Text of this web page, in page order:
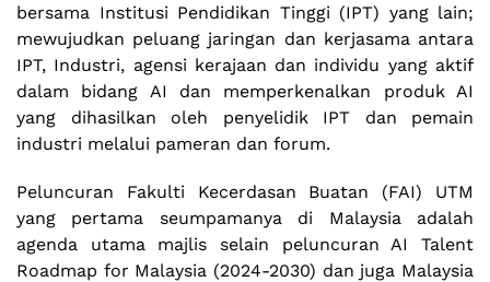
bersama Institusi Pendidikan Tinggi (IPT) yang lain;
mewujudkan peluang jaringan dan kerjasama antara
IPT, Industri, agensi kerajaan dan individu yang aktif
dalam bidang AI dan memperkenalkan produk AI
yang dihasilkan oleh penyelidik IPT dan pemain
industri melalui pameran dan forum.
Peluncuran Fakulti Kecerdasan Buatan (FAI) UTM
yang pertama seumpamanya di Malaysia adalah
agenda utama majlis selain peluncuran AI Talent
Roadmap for Malaysia (2024-2030) dan juga Malaysia